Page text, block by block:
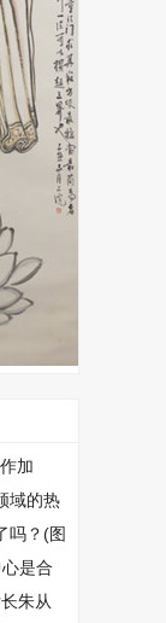
加
域的热
吗？(图
是合
朱从